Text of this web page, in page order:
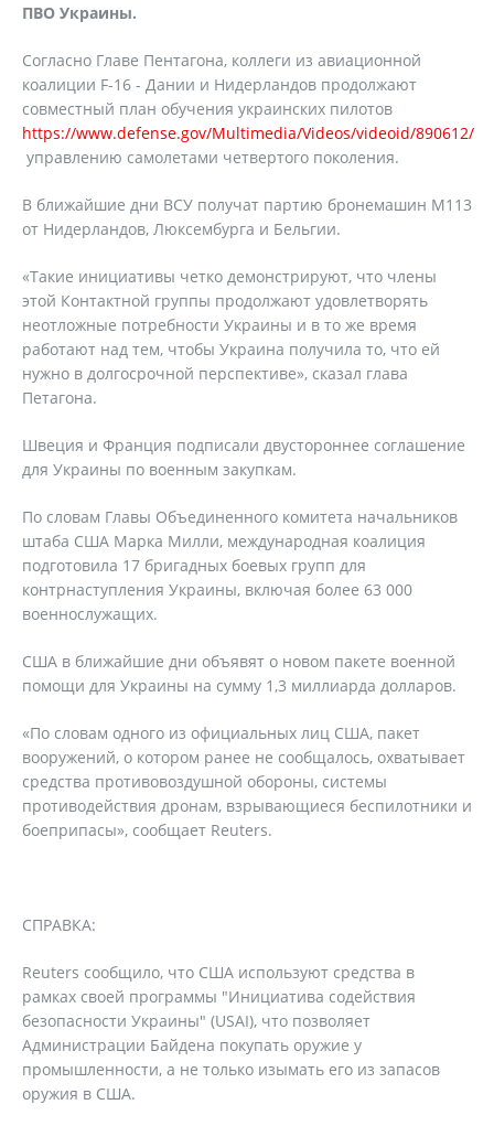
ПВО Украины.
Согласно Главе Пентагона, коллеги из авиационной
коалиции F-16 - Дании и Нидерландов продолжают
совместный план обучения украинских пилотов
https://www.defense.gov/Multimedia/Videos/videoid/890612/
управлению самолетами четвертого поколения.
В ближайшие дни ВСУ получат партию бронемашин M113
от Нидерландов, Люксембурга и Бельгии.
«Такие инициативы четко демонстрируют, что члены
этой Контактной группы продолжают удовлетворять
неотложные потребности Украины и в то же время
работают над тем, чтобы Украина получила то, что ей
нужно в долгосрочной перспективе», сказал глава
Петагона.
Швеция и Франция подписали двустороннее соглашение
для Украины по военным закупкам.
По словам Главы Объединенного комитета начальников
штаба США Марка Милли, международная коалиция
подготовила 17 бригадных боевых групп для
контрнаступления Украины, включая более 63 000
военнослужащих.
США в ближайшие дни объявят о новом пакете военной
помощи для Украины на сумму 1,3 миллиарда долларов.
«По словам одного из официальных лиц США, пакет
вооружений, о котором ранее не сообщалось, охватывает
средства противовоздушной обороны, системы
противодействия дронам, взрывающиеся беспилотники и
боеприпасы», сообщает Reuters.
СПРАВКА:
Reuters сообщило, что США используют средства в
рамках своей программы "Инициатива содействия
безопасности Украины" (USAI), что позволяет
Администрации Байдена покупать оружие у
промышленности, а не только изымать его из запасов
оружия в США.